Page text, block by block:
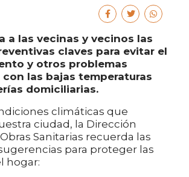
a las vecinas y vecinos las
claves para evitar el
y otros problemas
las bajas temperaturas
domiciliarias.
climáticas que
ciudad, la Dirección
Sanitarias recuerda las
para proteger las
hogar: